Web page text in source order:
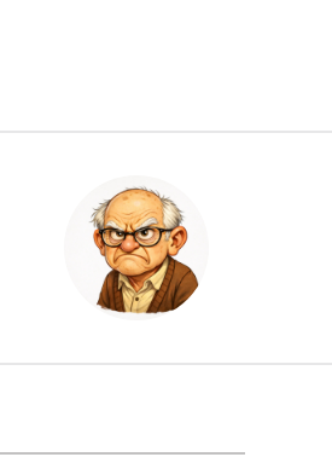
O Boato corre
que a verdade.
paga a conta?